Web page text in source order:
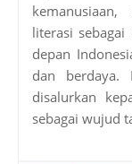
literasi
depan
dan berdaya.
disalurkan
sebagai wujud